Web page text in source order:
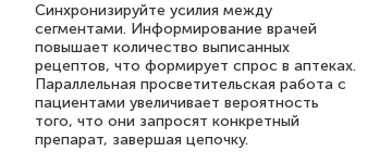
Синхронизируйте усилия между
сегментами. Информирование врачей
повышает количество выписанных
рецептов, что формирует спрос в аптеках.
Параллельная просветительская работа с
пациентами увеличивает вероятность
того, что они запросят конкретный
препарат, завершая цепочку.